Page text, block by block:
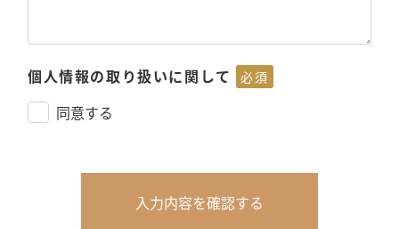
個人情報の取り扱いに関して 必須
同意する
入力内容を確認する